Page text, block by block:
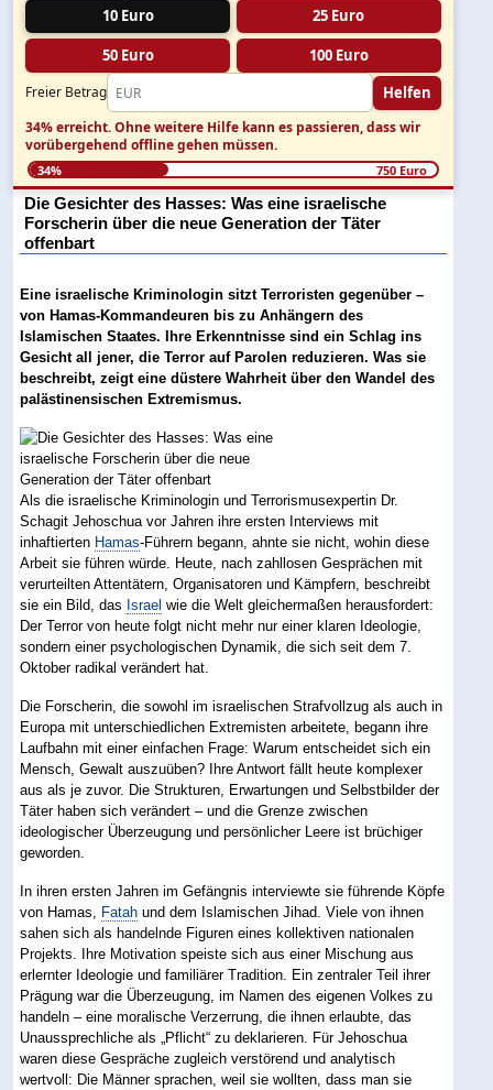
10 Euro
25 Euro
50 Euro 100 Euro
Freier Betrag Helfen
34% erreicht.Ohne weitere Hilfe kann es passieren, dass wir
vorübergehend offline gehen müssen.
34% 750 Euro
Die Gesichter des Hasses: Was eine israelische
Forscherin über die neue Generation der Täter
offenbart
Eine israelische Kriminologin sitzt Terroristen gegenüber –
von Hamas-Kommandeuren bis zu Anhängern des
Islamischen Staates. Ihre Erkenntnisse sind ein Schlag ins
Gesicht all jener, die Terror auf Parolen reduzieren. Was sie
beschreibt, zeigt eine düstere Wahrheit über den Wandel des
palästinensischen Extremismus.
Als die israelische Kriminologin und Terrorismusexpertin Dr.
Schagit Jehoschua vor Jahren ihre ersten Interviews mit
inhaftierten Hamas-Führern begann, ahnte sie nicht, wohin diese
Arbeit sie führen würde. Heute, nach zahllosen Gesprächen mit
verurteilten Attentätern, Organisatoren und Kämpfern, beschreibt
sie ein Bild, das Israel wie die Welt gleichermaßen herausfordert:
Der Terror von heute folgt nicht mehr nur einer klaren Ideologie,
sondern einer psychologischen Dynamik, die sich seit dem 7.
Oktober radikal verändert hat.
Die Forscherin, die sowohl im israelischen Strafvollzug als auch in
Europa mit unterschiedlichen Extremisten arbeitete, begann ihre
Laufbahn mit einer einfachen Frage: Warum entscheidet sich ein
Mensch, Gewalt auszuüben? Ihre Antwort fällt heute komplexer
aus als je zuvor. Die Strukturen, Erwartungen und Selbstbilder der
Täter haben sich verändert – und die Grenze zwischen
ideologischer Überzeugung und persönlicher Leere ist brüchiger
geworden.
In ihren ersten Jahren im Gefängnis interviewte sie führende Köpfe
von Hamas, Fatah und dem Islamischen Jihad. Viele von ihnen
sahen sich als handelnde Figuren eines kollektiven nationalen
Projekts. Ihre Motivation speiste sich aus einer Mischung aus
erlernter Ideologie und familiärer Tradition. Ein zentraler Teil ihrer
Prägung war die Überzeugung, im Namen des eigenen Volkes zu
handeln – eine moralische Verzerrung, die ihnen erlaubte, das
Unaussprechliche als „Pflicht“ zu deklarieren. Für Jehoschua
waren diese Gespräche zugleich verstörend und analytisch
wertvoll: Die Männer sprachen, weil sie wollten, dass man sie